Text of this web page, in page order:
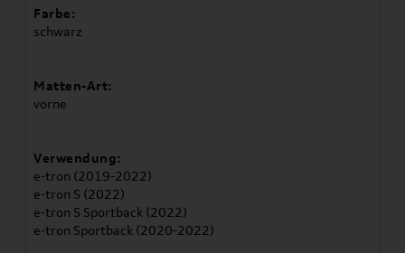
Farbe:
schwarz
Matten-Art:
vorne
Verwendung:
e-tron (2019-2022)
e-tron S (2022)
e-tron S Sportback (2022)
e-tron Sportback (2020-2022)